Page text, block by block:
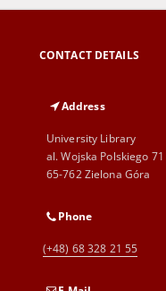
CONTACT DETAILS
Address
University Library
al. Wojska Polskiego 71
65-762 Zielona Góra
Phone
(+48) 68 328 21 55